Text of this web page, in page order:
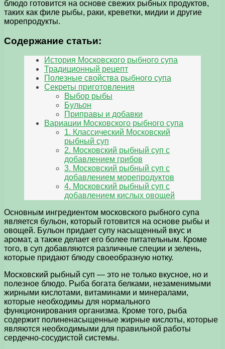
блюдо готовится на основе свежих рыбных продуктов,
таких как филе рыбы, раки, креветки, мидии и другие
морепродукты.
Содержание статьи:
История Московского рыбного супа
Традиционный рецепт
Полезные свойства рыбного супа
Секреты приготовления
Выбор рыбы
Бульон
Приправы и добавки
Вариации Московского рыбного супа
1. Классический Московский
рыбный суп
2. Московский рыбный суп с
добавлением грибов
3. Московский рыбный суп с
добавлением морепродуктов
4. Московский рыбный суп с
добавлением кислых овощей
Основным ингредиентом московского рыбного супа
является бульон, который готовится на основе рыбы и
овощей. Бульон придает супу насыщенный вкус и
аромат, а также делает его более питательным. Кроме
того, в суп добавляются различные специи и зелень,
которые придают блюду своеобразную нотку.
Московский рыбный суп — это не только вкусное, но и
полезное блюдо. Рыба богата белками, незаменимыми
жирными кислотами, витаминами и минералами,
которые необходимы для нормального
функционирования организма. Кроме того, рыба
содержит полиненасыщенные жирные кислоты, которые
являются необходимыми для правильной работы
сердечно-сосудистой системы.